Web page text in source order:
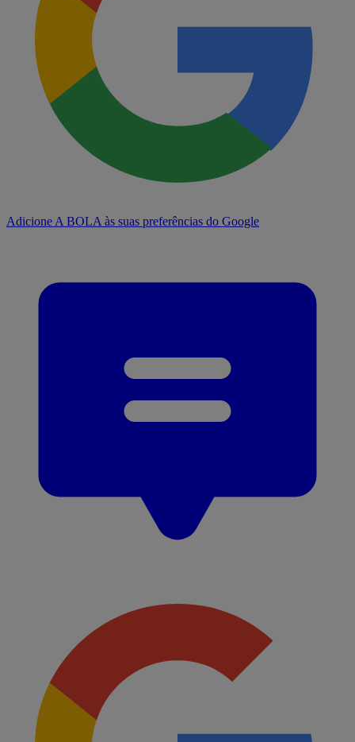
Adicione A BOLA às suas preferências do Google